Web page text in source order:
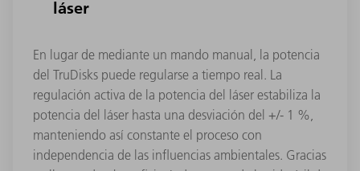
láser
En lugar de mediante un mando manual, la potencia
del TruDisks puede regularse a tiempo real. La
regulación activa de la potencia del láser estabiliza la
potencia del láser hasta una desviación del +/- 1 %,
manteniendo así constante el proceso con
independencia de las influencias ambientales. Gracias